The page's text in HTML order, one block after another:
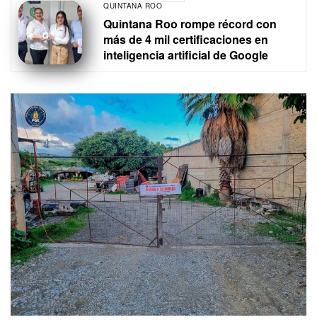
QUINTANA ROO
Quintana Roo rompe récord con
más de 4 mil certificaciones en
inteligencia artificial de Google